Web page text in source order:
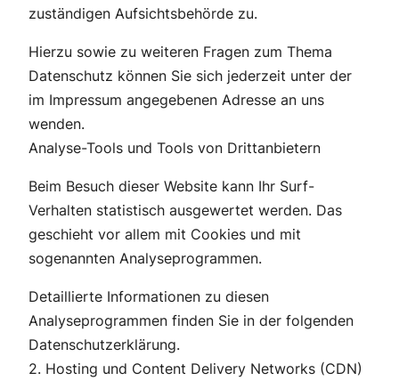
zuständigen Aufsichtsbehörde zu.
Hierzu sowie zu weiteren Fragen zum Thema
Datenschutz können Sie sich jederzeit unter der
im Impressum angegebenen Adresse an uns
wenden.
Analyse-Tools und Tools von Drittanbietern
Beim Besuch dieser Website kann Ihr Surf-
Verhalten statistisch ausgewertet werden. Das
geschieht vor allem mit Cookies und mit
sogenannten Analyseprogrammen.
Detaillierte Informationen zu diesen
Analyseprogrammen finden Sie in der folgenden
Datenschutzerklärung.
2. Hosting und Content Delivery Networks (CDN)